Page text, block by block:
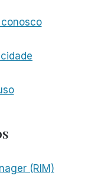
(RIM)